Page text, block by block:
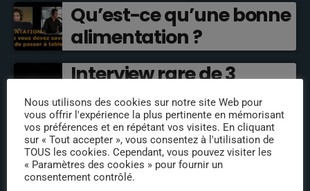
Qu’est-ce qu’une bonne
alimentation ?
Interview rare de 3
comédiens de doublage
cultes !
EN BREF
Nous utilisons des cookies sur notre site Web pour
vous offrir l'expérience la plus pertinente en mémorisant
vos préférences et en répétant vos visites. En cliquant
sur « Tout accepter », vous consentez à l'utilisation de
TOUS les cookies. Cependant, vous pouvez visiter les
« Paramètres des cookies » pour fournir un
consentement contrôlé.